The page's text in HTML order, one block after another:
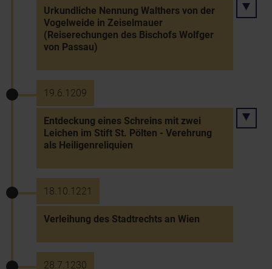
Urkundliche Nennung Walthers von der
Vogelweide in Zeiselmauer
(Reiserechungen des Bischofs Wolfger
von Passau)
19.6.1209
Entdeckung eines Schreins mit zwei
Leichen im Stift St. Pölten - Verehrung
als Heiligenreliquien
18.10.1221
Verleihung des Stadtrechts an Wien
28.7.1230